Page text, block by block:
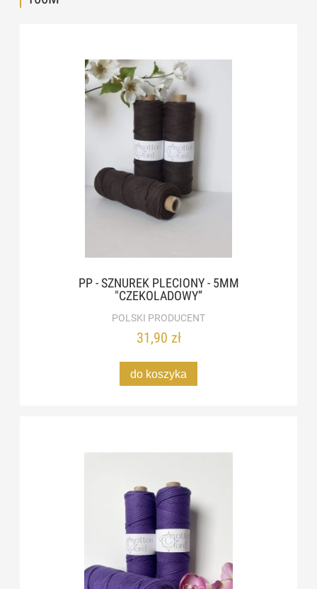
PP - SZNUREK PLECIONY - 5MM
"CZEKOLADOWY”
POLSKI PRODUCENT
31,90 zł
do koszyka